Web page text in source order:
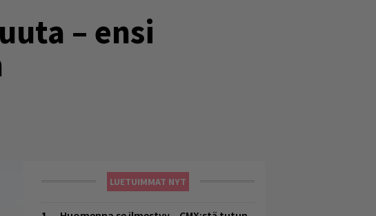
– ensi
LUETUIMMAT NYT